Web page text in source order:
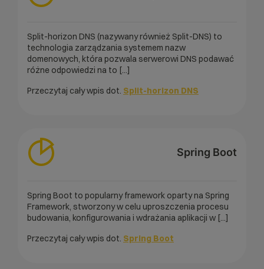
Split-horizon DNS (nazywany również Split-DNS) to
technologia zarządzania systemem nazw
domenowych, która pozwala serwerowi DNS podawać
różne odpowiedzi na to [...]
Przeczytaj cały wpis dot. Split-horizon DNS
Spring Boot
Spring Boot to popularny framework oparty na Spring
Framework, stworzony w celu uproszczenia procesu
budowania, konfigurowania i wdrażania aplikacji w [...]
Przeczytaj cały wpis dot. Spring Boot